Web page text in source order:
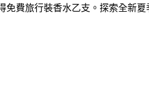
免費旅行裝香水乙支。探索全新夏